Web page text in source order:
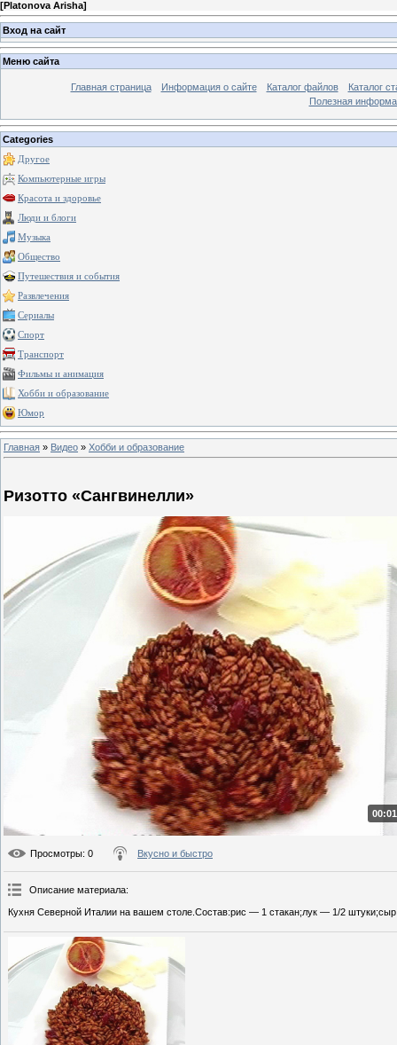
[Platonova Arisha]
Вход на сайт
Меню сайта
Главная страница Информация о сайте Каталог файлов
Каталог
Полезная
Categories
Другое
Компьютерные игры
Красота и здоровье
Люди и блоги
Музыка
Общество
Путешествия и события
Развлечения
Сериалы
Спорт
Транспорт
Фильмы и анимация
Хобби и образование
Юмор
Главная » Видео » Хобби и образование
Ризотто «Сангвинелли»
Просмотры: 0 Вкусно и быстро
Описание материала:
Кухня Северной Италии на вашем столе.Состав:рис — 1 стакан;лук — 1/2